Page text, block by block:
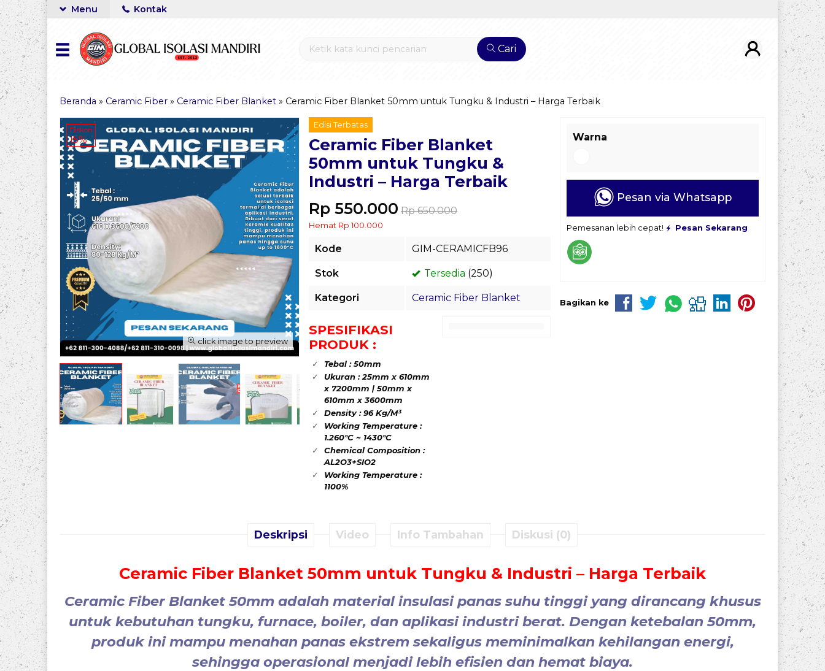
Menu Kontak
Cari
Beranda » Ceramic Fiber » Ceramic Fiber Blanket » Ceramic Fiber Blanket 50mm untuk Tungku & Industri – Harga Terbaik
click image to preview
Diskon
15%
Edisi Terbatas
Ceramic Fiber Blanket
50mm untuk Tungku &
Industri – Harga Terbaik
Rp 550.000 Rp 650.000
Hemat Rp 100.000
Kode GIM-CERAMICFB96
Stok Tersedia (250)
Kategori Ceramic Fiber Blanket
SPESIFIKASI
PRODUK :
Tebal : 50mm
Ukuran : 25mm x 610mm
x 7200mm | 50mm x
610mm x 3600mm
Density : 96 Kg/M³
Working Temperature :
1.260°C ~ 1430°C
Chemical Composition :
AL2O3+SIO2
Working Temperature :
1100%
Warna
Pesan via Whatsapp
Pemesanan lebih cepat! Pesan Sekarang
Bagikan ke
Deskripsi Video Info Tambahan Diskusi (0)
Ceramic Fiber Blanket 50mm untuk Tungku & Industri – Harga Terbaik
Ceramic Fiber Blanket 50mmadalah material insulasi panas suhu tinggiyang dirancang khusus
untuk kebutuhan tungku, furnace, boiler, dan aplikasi industri berat. Dengan ketebalan 50mm,
produk ini mampu menahan panas ekstrem sekaligus meminimalkan kehilangan energi,
sehingga operasional menjadi lebih efisien dan hemat biaya.